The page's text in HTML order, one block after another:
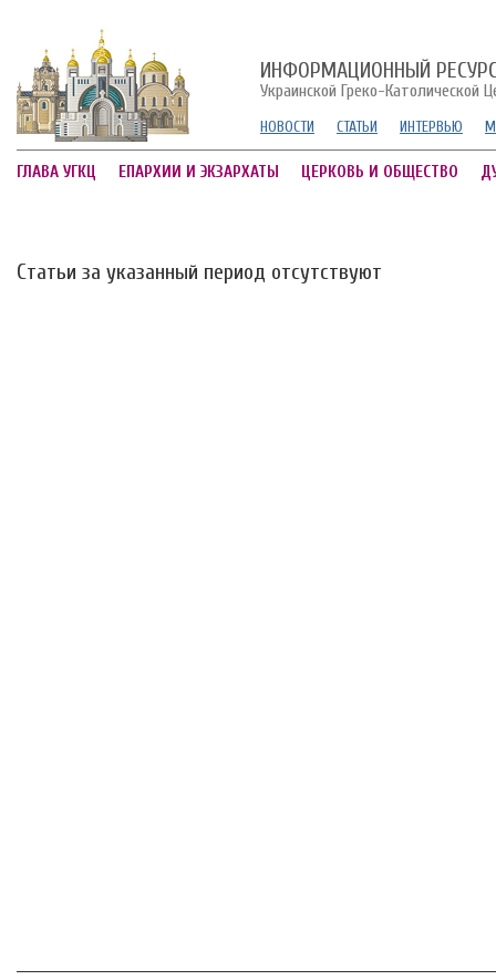
ИНФОРМАЦИОННЫЙ
Украинской Греко-Католической
НОВОСТИ СТАТЬИ ИНТЕРВЬЮ
ГЛАВА УГКЦ ЕПАРХИИ И ЭКЗАРХАТЫ ЦЕРКОВЬ И ОБЩЕСТВО
Статьи за указанный период отсутствуют